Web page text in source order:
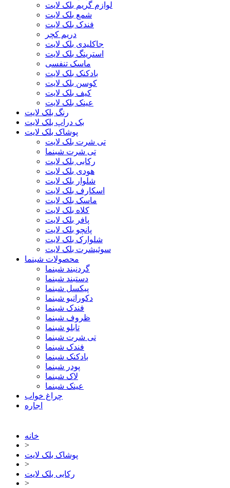
لوازم گریم بلک لایت
شمع بلک لایت
فندک بلک لایت
دریم کچر
جاکلیدی بلک لایت
استرینگ بلک لایت
ماسک تنفسی
بادکنک بلک لایت
کوسن بلک لایت
کیف بلک لایت
عینک بلک لایت
رنگ بلک لایت
بک دراپ بلک لایت
پوشاک بلک لایت
تی شرت بلک لایت
تی شرت شبنما
رکابی بلک لایت
هودی بلک لایت
شلوار بلک لایت
اسکارف بلک لایت
ماسک بلک لایت
کلاه بلک لایت
پافر بلک لایت
پانچو بلک لایت
شلوارک بلک لایت
سوئیشرت بلک لایت
محصولات شبنما
گردنبند شبنما
دستبند شبنما
پیکسل شبنما
دکوراتیو شبنما
فندک شبنما
ظروف شبنما
تابلو شبنما
تی شرت شبنما
فندک شبنما
بادکنک شبنما
پودر شبنما
لاک شبنما
عینک شبنما
چراغ خواب
اجاره
خانه
>
پوشاک بلک لایت
>
رکابی بلک لایت
>